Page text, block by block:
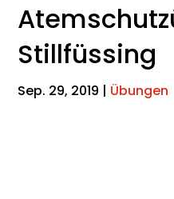
Stillfüssing
Sep. 29, 2019 | Übungen